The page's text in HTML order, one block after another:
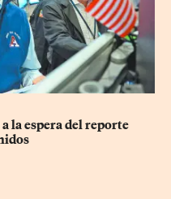
la espera del reporte